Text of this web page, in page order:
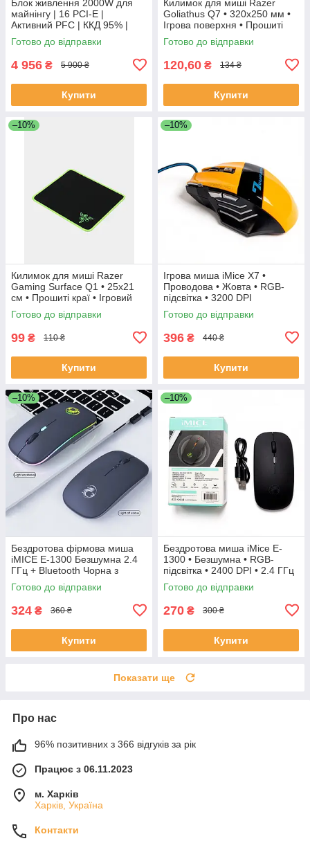
Блок живлення 2000W для
майнінгу | 16 PCI-E |
Активний PFC | ККД 95% |
ASIC/GPU
Готово до відправки
4 956 ₴ 5 900 ₴
Купити
Килимок для миші Razer
Goliathus Q7 • 320x250 мм •
Ігрова поверхня • Прошиті
краї
Готово до відправки
120,60 ₴ 134 ₴
Купити
–10%
Килимок для миші Razer
Gaming Surface Q1 • 25x21
см • Прошиті краї • Ігровий
антистатик
Готово до відправки
99 ₴ 110 ₴
Купити
–10%
Ігрова миша iMice X7 •
Проводова • Жовта • RGB-
підсвітка • 3200 DPI
Готово до відправки
396 ₴ 440 ₴
Купити
–10%
Бездротова фірмова миша
iMICE Е-1300 Безшумна 2.4
ГГц + Bluetooth Чорна з
підсвіткою 2,4G
Готово до відправки
324 ₴ 360 ₴
Купити
–10%
Бездротова миша iMice E-
1300 • Безшумна • RGB-
підсвітка • 2400 DPI • 2.4 ГГц
Готово до відправки
270 ₴ 300 ₴
Купити
Показати ще
Про нас
96% позитивних з 366 відгуків за рік
Працює з 06.11.2023
м. Харків
Харків, Україна
Контакти